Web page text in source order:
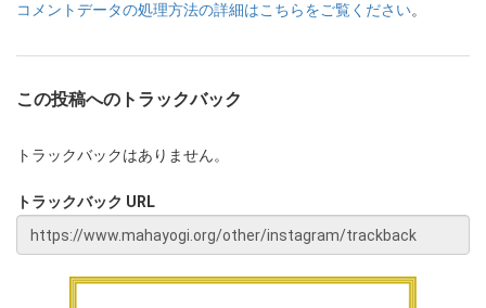
コメントデータの処理方法の詳細はこちらをご覧ください。
この投稿へのトラックバック
トラックバックはありません。
トラックバック URL